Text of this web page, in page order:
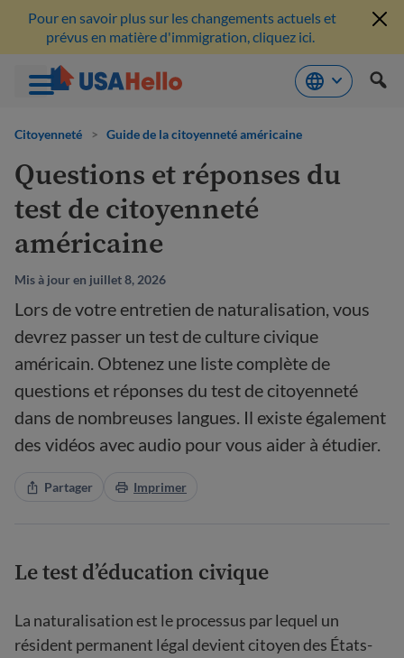
Pour en savoir plus sur les changements actuels et
prévus en matière d'immigration, cliquez ici.
Citoyenneté > Guide de la citoyenneté américaine
Questions et réponses du
test de citoyenneté
américaine
Mis à jour en juillet 8, 2026
Lors de votre entretien de naturalisation, vous
devrez passer un test de culture civique
américain. Obtenez une liste complète de
questions et réponses du test de citoyenneté
dans de nombreuses langues. Il existe également
des vidéos avec audio pour vous aider à étudier.
Partager Imprimer
Le test d’éducation civique
La naturalisation est le processus par lequel un
résident permanent légal devient citoyen des États-